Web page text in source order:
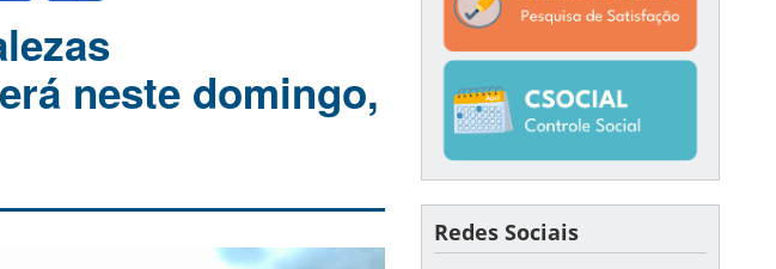
neste domingo,
Redes Sociais